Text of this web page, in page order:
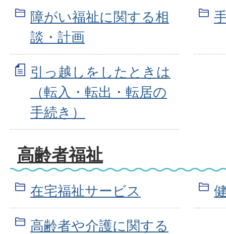
障がい福祉に関する相
談・計画
引っ越しをしたときは
（転入・転出・転居の
手続き）
高齢者福祉
在宅福祉サービス
高齢者や介護に関する